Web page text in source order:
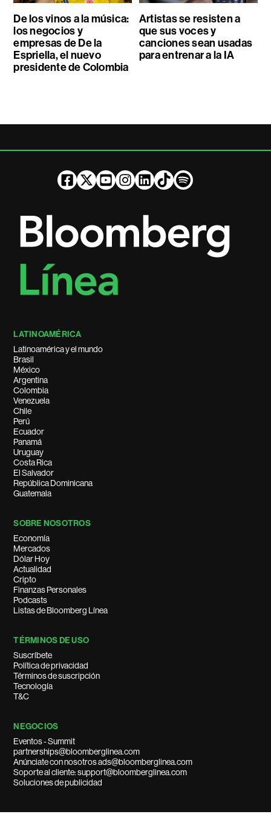
De los vinos a la música:
los negocios y
empresas de De la
Espriella, el nuevo
presidente de Colombia
Artistas se resisten a
que sus voces y
canciones sean usadas
para entrenar a la IA
LATINOAMÉRICA
Latinoamérica y el mundo
Brasil
México
Argentina
Colombia
Venezuela
Chile
Perú
Ecuador
Panamá
Uruguay
Costa Rica
El Salvador
República Dominicana
Guatemala
SOBRE NOSOTROS
Economía
Mercados
Dólar Hoy
Actualidad
Cripto
Finanzas Personales
Podcasts
Listas de Bloomberg Línea
TÉRMINOS DE USO
Suscríbete
Política de privacidad
Términos de suscripción
Tecnología
T&C
NEGOCIOS
Eventos - Summit
partnerships@bloomberglinea.com
Anúnciate con nosotros ads@bloomberglinea.com
Soporte al cliente: support@bloomberglinea.com
Soluciones de publicidad